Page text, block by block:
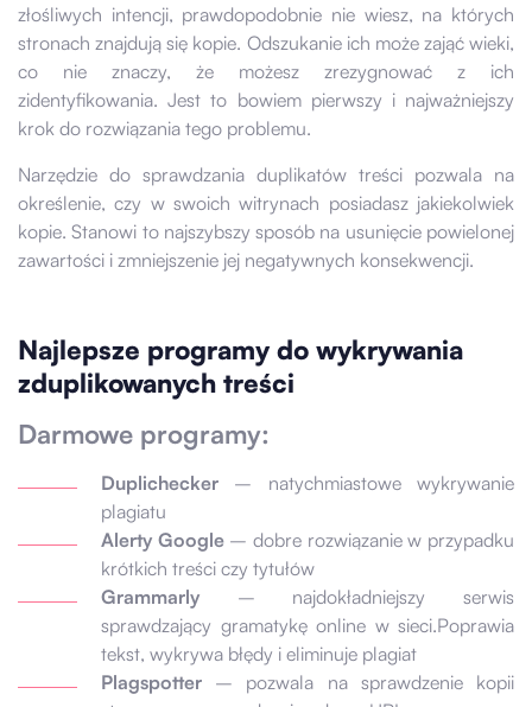
złośliwych intencji, prawdopodobnie nie wiesz, na których
stronach znajdują się kopie. Odszukanie ich może zająć wieki,
co nie znaczy, że możesz zrezygnować z ich
zidentyfikowania. Jest to bowiem pierwszy i najważniejszy
krok do rozwiązania tego problemu.
Narzędzie do sprawdzania duplikatów treści pozwala na
określenie, czy w swoich witrynach posiadasz jakiekolwiek
kopie. Stanowi to najszybszy sposób na usunięcie powielonej
zawartości i zmniejszenie jej negatywnych konsekwencji.
Najlepsze programy do wykrywania
zduplikowanych treści
Darmowe programy:
Duplichecker – natychmiastowe wykrywanie
plagiatu
Alerty Google– dobre rozwiązanie w przypadku
krótkich treści czy tytułów
Grammarly – najdokładniejszy serwis
sprawdzający gramatykę online w sieci.Poprawia
tekst, wykrywa błędy i eliminuje plagiat
Plagspotter – pozwala na sprawdzenie kopii